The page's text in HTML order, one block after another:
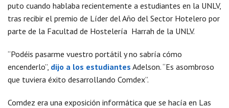
puto cuando hablaba recientemente a estudiantes en la UNLV,
tras recibir el premio de Líder del Año del Sector Hotelero por
parte de la Facultad de Hostelería Harrah de la UNLV.
“Podéis pasarme vuestro portátil y no sabría cómo
encenderlo”, dijo a los estudiantes Adelson. “Es asombroso
que tuviera éxito desarrollando Comdex”.
Comdez era una exposición informática que se hacía en Las